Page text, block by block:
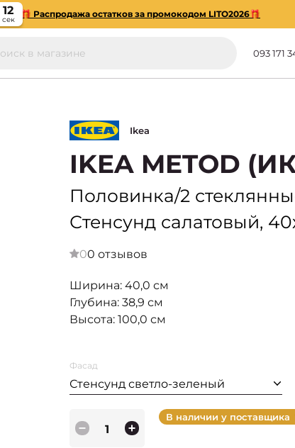
11
сек
🎁 Распродажа остатков за промокодом LITO2026🎁
093 171
Ikea
IKEA METOD
Половинка/2
Стенсунд салатовый,
00 отзывов
Ширина: 40,0 см
Глубина: 38,9 см
Высота: 100,0 см
Фасад
Стенсунд светло-зеленый
В наличии у поставщика